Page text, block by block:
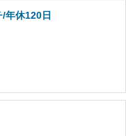
年休120日